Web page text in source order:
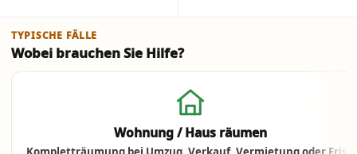
Jetzt anrufen
TYPISCHE FÄLLE
Wobei brauchen Sie Hilfe?
Wohnung / Haus räumen